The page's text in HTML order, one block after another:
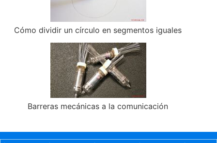
Cómo dividir un círculo en segmentos iguales
Barreras mecánicas a la comunicación